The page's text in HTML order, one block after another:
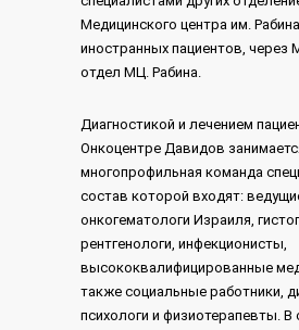
Медицинского центра им.
иностранных пациентов,
отдел МЦ. Рабина.
Диагностикой и лечением
Онкоцентре Давидов
многопрофильная команда
состав которой входят:
онкогематологи Израиля,
рентгенологи, инфекционисты,
высококвалифицированные
также социальные работники,
психологи и физиотерапевты. В